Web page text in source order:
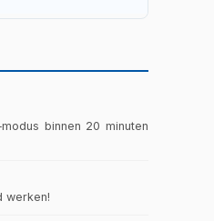
door een
binnen 20 minuten
werken!